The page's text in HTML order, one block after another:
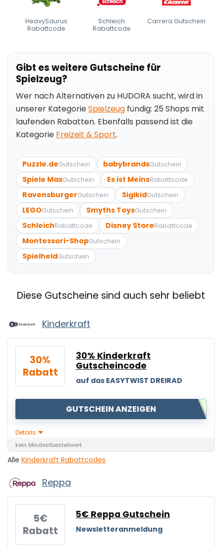
HeavySaurus
Rabattcode
Schleich
Rabattcode
Carrera Gutschein
Gibt es weitere Gutscheine für
Spielzeug?
Wer nach Alternativen zu HUDORA sucht, wird in
unserer KategorieSpielzeug fündig: 25 Shops mit
laufenden Rabatten. Ebenfalls passend ist die
Kategorie Freizeit & Sport.
Puzzle.deGutschein babybrandsGutschein
Spiele MaxGutschein Es ist MeinsRabattcode
RavensburgerGutschein SigikidGutschein
LEGOGutschein Smyths ToysGutschein
SchleichRabattcode Disney StoreRabattcode
Montessori-ShopGutschein
SpielheldGutschein
Diese Gutscheine sind auch sehr beliebt
Kinderkraft
30%
Rabatt
30% Kinderkraft
Gutscheincode
auf das EASYTWIST DREIRAD
GUTSCHEIN ANZEIGEN
Details
kein Mindestbestellwert
Alle Kinderkraft Rabattcodes
Reppa
5€
Rabatt
5€ Reppa Gutschein
Newsletteranmeldung